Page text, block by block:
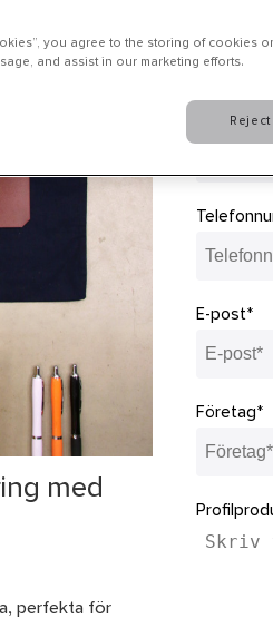
med
perfekta för
Fyll i
Namn*
E-post*
Företag*
you agree to the storing of cookies
and assist in our marketing efforts.
Reject